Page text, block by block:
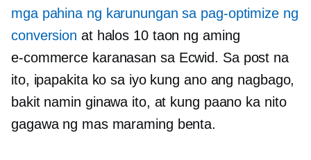
mga pahina ng karunungan sa pag-optimize ng
conversion at halos 10 taon ng aming
e-commerce karanasan sa Ecwid. Sa post na
ito, ipapakita ko sa iyo kung ano ang nagbago,
bakit namin ginawa ito, at kung paano ka nito
gagawa ng mas maraming benta.